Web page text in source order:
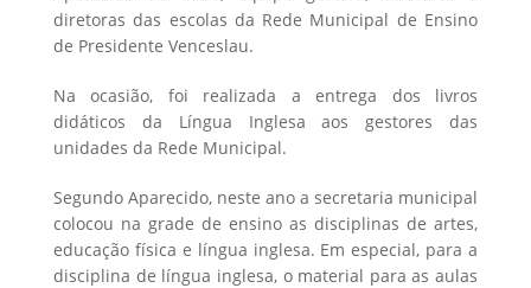
diretoras das escolas da Rede Municipal de Ensino
de Presidente Venceslau.
Na ocasião, foi realizada a entrega dos livros
didáticos da Língua Inglesa aos gestores das
unidades da Rede Municipal.
Segundo Aparecido, neste ano a secretaria municipal
colocou na grade de ensino as disciplinas de artes,
educação física e língua inglesa. Em especial, para a
disciplina de língua inglesa, o material para as aulas